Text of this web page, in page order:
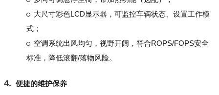
大尺寸彩色LCD显示器，可监控车辆状态、设置工作模
式；
空调系统出风均匀，视野开阔，符合ROPS/FOPS安全
标准，降低滚翻/落物风险。
便捷的维护保养